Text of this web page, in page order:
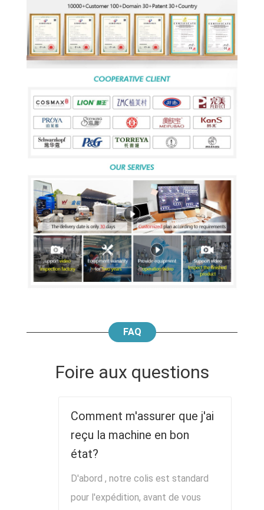
FAQ
Foire aux questions
Comment m'assurer que j'ai
reçu la machine en bon
état?
D'abord , notre colis est standard
pour l'expédition, avant de vous